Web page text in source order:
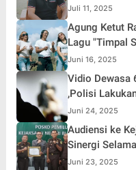
Juli 11, 2025
Agung Ketut
Lagu "Timpal
Juni 16, 2025
Vidio Dewasa
,Polisi
Juni 24, 2025
Audiensi ke
Sinergi
Juni 23, 2025